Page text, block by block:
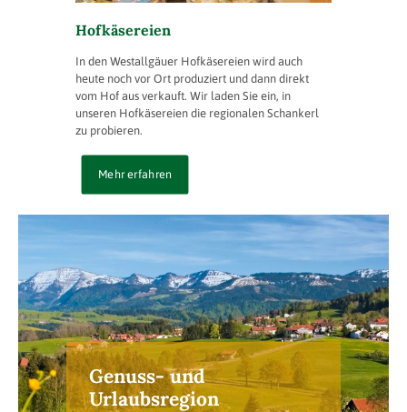
Hofkäsereien
In den Westallgäuer Hofkäsereien wird auch
heute noch vor Ort produziert und dann direkt
vom Hof aus verkauft. Wir laden Sie ein, in
unseren Hofkäsereien die regionalen Schankerl
zu probieren.
Mehr erfahren
Genuss- und
Urlaubsregion